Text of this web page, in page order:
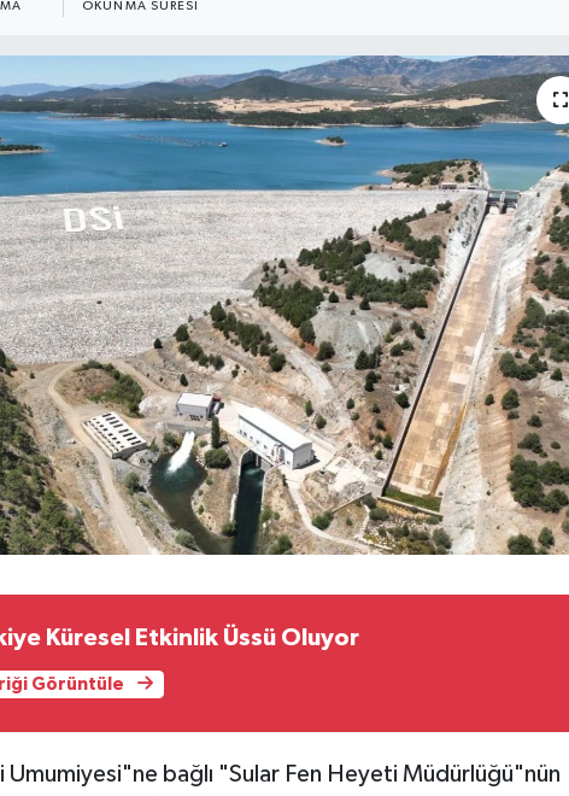
OKUNMA SÜRESI
Küresel Etkinlik Üssü Oluyor
Görüntüle
bağlı "Sular Fen Heyeti Müdürlüğü"nün